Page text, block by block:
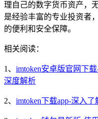
理自己的数字货币资产，
是经验丰富的专业投资者
的便利和安全保障。
相关阅读：
1、 imtoken安卓版官网下
深度解析
2、 imtoken下载app-深入